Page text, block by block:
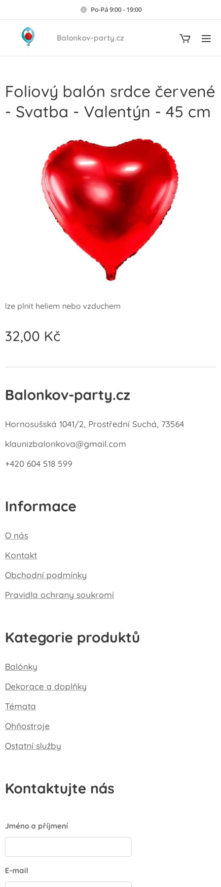
Po-Pá 9:00 - 19:00
Balonkov-party.cz
Foliový balón srdce červené
- Svatba - Valentýn - 45 cm
lze plnit heliem nebo vzduchem
32,00 Kč
Balonkov-party.cz
Hornosušská 1041/2, Prostřední Suchá, 73564
klaunizbalonkova@gmail.com
+420 604 518 599
Informace
O nás
Kontakt
Obchodní podmínky
Pravidla ochrany soukromí
Kategorie produktů
Balónky
Dekorace a doplňky
Témata
Ohňostroje
Ostatní služby
Kontaktujte nás
Jméno a příjmení
E-mail